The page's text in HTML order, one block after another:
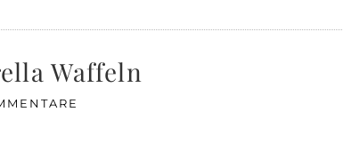
Waffeln